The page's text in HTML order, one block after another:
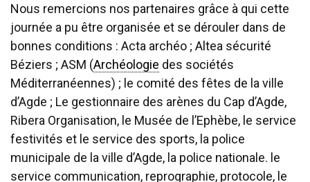
Nous remercions nos partenaires grâce à qui cette
journée a pu être organisée et se dérouler dans de
bonnes conditions : Acta archéo ; Altea sécurité
Béziers ; ASM (Archéologie des sociétés
Méditerranéennes) ; le comité des fêtes de la ville
d’Agde ; Le gestionnaire des arènes du Cap d’Agde,
Ribera Organisation, le Musée de l’Ephèbe, le service
festivités et le service des sports, la police
municipale de la ville d’Agde, la police nationale. le
service communication, reprographie, protocole, le